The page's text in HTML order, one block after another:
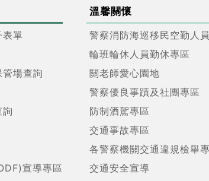
表單
場查詢
宣導專區
溫馨關懷
警察消防海巡移民空勤人
輪班輪休人員勤休專區
關老師愛心園地
警察優良事蹟及社團專區
防制酒駕專區
交通事故專區
各警察機關交通違規檢舉
交通安全宣導